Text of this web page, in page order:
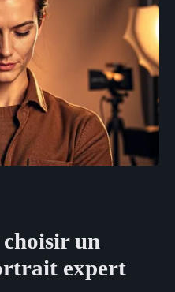
choisir un
expert